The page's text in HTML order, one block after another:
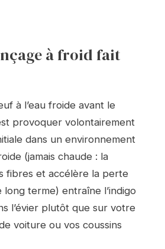
à froid fait
à l’eau froide avant le
provoquer volontairement
dans un environnement
(jamais chaude : la
fibres et accélère la perte
terme) entraîne l’indigo
l’évier plutôt que sur votre
voiture ou vos coussins